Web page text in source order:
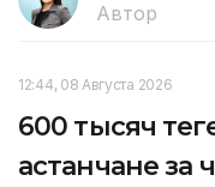
Автор
12:44, 08 Августа 2026
600 тысяч
астанчане за